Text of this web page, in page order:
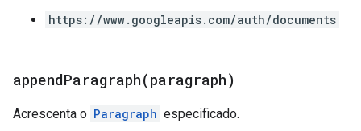
https://www.googleapis.com/auth/documents
appendParagraph(paragraph)
Acrescenta o Paragraph especificado.